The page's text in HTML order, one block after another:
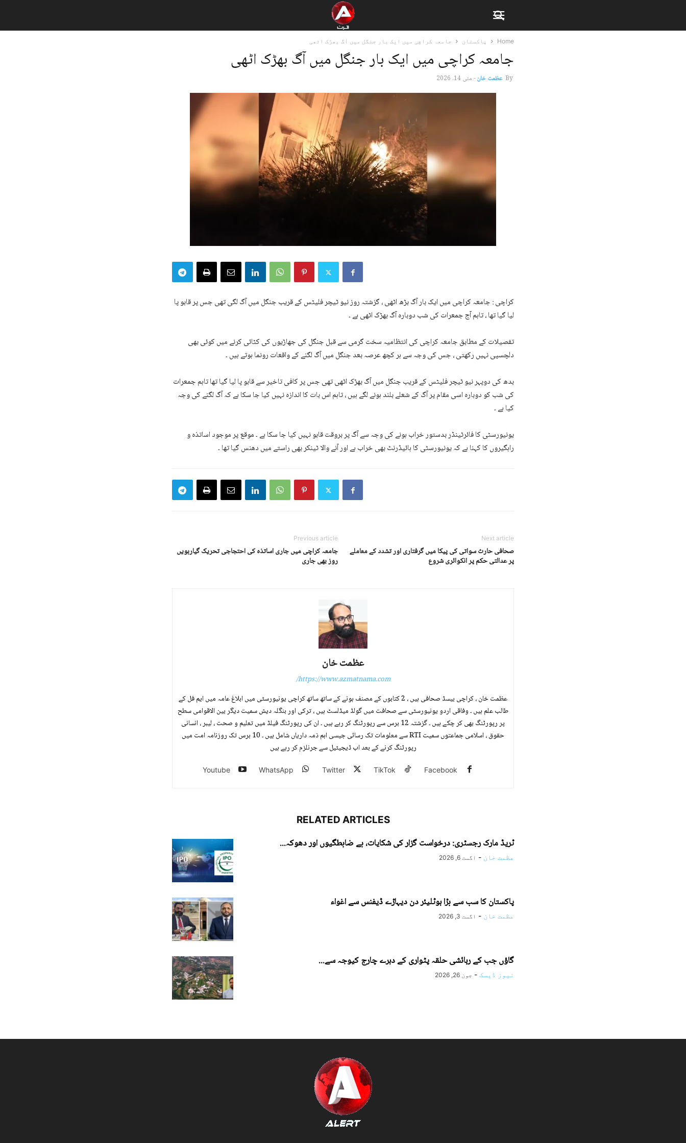
Home پاکستان جامعہ کراچی میں ایک بار جنگل میں آگ بھڑک اٹھی
جامعہ کراچی میں ایک بار جنگل میں آگ بھڑک اٹھی
By عظمت خان-مئی 14, 2026
کراچی : جامعہ کراچی میں ایک بار آگ بڑھ اٹھی ، گزشتہ روز نیو ٹیچر فلیٹس کے قریب جنگل میں آگ لگی تھی جس پر قابو پا
لیا گیا تھا ، تاہم آج جمعرات کی شب دوبارہ آگ بھڑک اٹھی ہے ۔
تفصیلات کے مطابق جامعہ کراچی کی انتظامیہ سخت گرمی سے قبل جنگل کی جھاڑیوں کی کٹائی کرنے میں کوئی بھی
دلچسپی نہیں رکھتی ، جس کی وجہ سے ہر کچھ عرصہ بعد جنگل میں آگ لگنے کے واقعات رونما ہوتے ہیں ۔
بدھ کی دوپہر نیو ٹیچر فلیٹس کے قریب جنگل میں آگ بھڑک اٹھی تھی جس پر کافی تاخیر سے قابو پا لیا گیا تھا تاہم جمعرات
کی شب کو دوبارہ اسی مقام پر آگ کے شعلے بلند ہونے لگے ہیں ، تاہم اس بات کا اندازہ نہیں کیا جا سکا ہے کہ آگ لگنے کی وجہ
کیا ہے ۔
یونیورسٹی کا فائرٹینڈر بدستور خراب ہونے کی وجہ سے آگ پر بروقت قابو نہیں کیا جا سکا ہے ۔ موقع پر موجود اساتذہ و
راہگیروں کا کہنا ہے کہ یونیورسٹی کا ہائیڈرنٹ بھی خراب ہے اور آنے والا ٹینکر بھی راستے میں دھنس گیا تھا ۔
Previous article
جامعہ کراچی میں جاری اساتذہ کی احتجاجی تحریک گیارہویں
روز بھی جاری
Next article
صحافی حارث سواتی کی پیکا میں گرفتاری اور تشدد کے معاملے
پر عدالتی حکم پر انکوائری شروع
عظمت خان
https://www.azmatnama.com/
عظمت خان ، کراچی بیسڈ صحافی ہیں ، 2 کتابوں کے مصنف ہونے کے ساتھ ساتھ کراچی یونیورسٹی میں ابلاغ عامہ میں ایم فل کے
طالب علم ہیں ۔ وفاقی اردو یونیورسٹی سے صحافت میں گولڈ میڈلسٹ ہیں ، ترکی اور بنگلہ دیش سمیت دیگر بین الاقوامی سطح
پر رپورٹنگ بھی کر چکے ہیں ۔ گزشتہ 12 برس سے رپورٹنگ کر رہے ہیں ۔ ان کی رپورٹنگ فیلڈ میں تعلیم و صحت ، لیبر ، انسانی
حقوق ، اسلامی جماعتوں سمیت RTI سے معلومات تک رسائی جیسی اہم ذمہ داریاں شامل ہیں ۔ 10 برس تک روزنامہ امت میں
رپورٹنگ کرنے کے بعد اب ڈیجیٹیل سے جرنلزم کر رہے ہیں
Facebook
TikTok
Twitter
WhatsApp
Youtube
RELATED ARTICLES
ٹریڈ مارک رجسٹری: درخواست گزار کی شکایات، بے ضابطگیوں اور دھوکہ...
عظمت خان - اگست 6, 2026
پاکستان کا سب سے بڑا ہوٹلیئر دن دیہاڑے ڈیفنس سے اغواء
عظمت خان - اگست 3, 2026
گاؤں جب کے رہائشی حلقہ پٹواری کے دہرے چارج کیوجہ سے...
نیوز ڈیسک - جون 26, 2026